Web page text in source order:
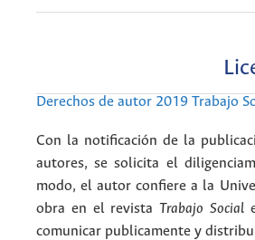
Derechos de autor 2019 Trabajo
Con la notificación de la
autores, se solicita el
modo, el autor confiere a la
obra en el revistaTrabajo Social
comunicar publicamente y